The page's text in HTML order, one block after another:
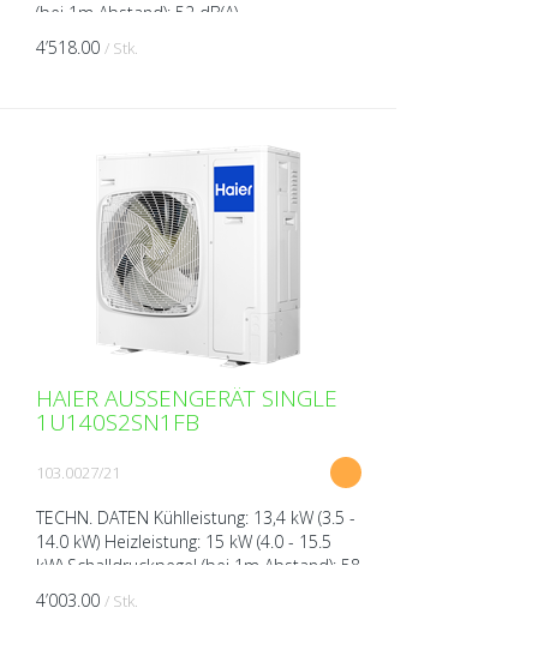
(bei 1m Abstand): 52 dB(A)
Schallleistungspegel (bei 1m Abstand): 70
dB(A) Spannung: 380-415 V A...
4’518.00 / Stk.
HAIER AUSSENGERÄT SINGLE
1U140S2SN1FB
103.0027/21
TECHN. DATEN Kühlleistung: 13,4 kW (3.5 -
14.0 kW) Heizleistung: 15 kW (4.0 - 15.5
kW) Schalldruckpegel (bei 1m Abstand): 58
dB(A) Schallleistungspegel (bei 1m
Abstand): ...
4’003.00 / Stk.